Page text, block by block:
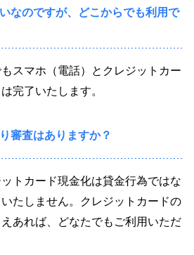
なのですが、どこからでも利用で
スマホ（電話）とクレジットカー
完了いたします。
審査はありますか？
トカード現金化は貸金行為ではな
たしません。クレジットカードの
あれば、どなたでもご利用いただ